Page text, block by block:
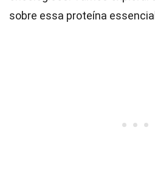
sobre essa proteína